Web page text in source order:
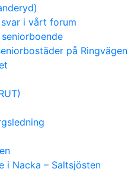
i vårt forum
seniorboende
på Ringvägen
i Nacka – Saltsjösten